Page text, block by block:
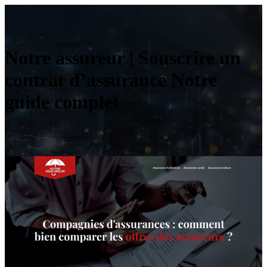
Notre assureur | Souscrire un
contrat d’assurance Notre
guide complet